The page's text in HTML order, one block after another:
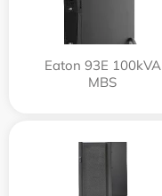
Eaton 93E 100kVA
MBS